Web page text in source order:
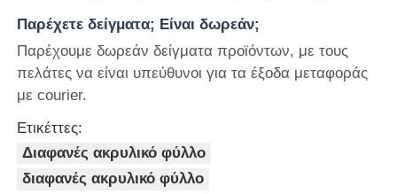
Παρέχετε δείγματα; Είναι δωρεάν;
Παρέχουμε δωρεάν δείγματα προϊόντων, με τους
πελάτες να είναι υπεύθυνοι για τα έξοδα μεταφοράς
με courier.
Ετικέττες:
Διαφανές ακρυλικό φύλλο
διαφανές ακρυλικό φύλλο